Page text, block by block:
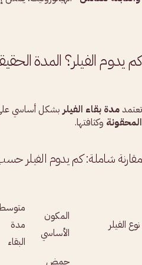
كم يدوم الفيلر؟ المدة
تعتمدمدة بقاء الفيلربشكل أساسي
المحقونة وكثافتها.
مقارنة شاملة: كم يدوم الفيلر
نوع الفيلر
المكون
الأساسي
مدة
البقاء
حمض